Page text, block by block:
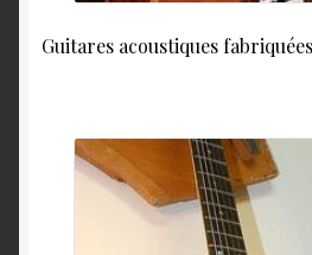
Guitares acoustiques